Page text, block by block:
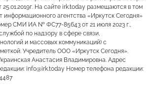
На сайте irk.today размещаются в том
информационного агентства «Иркутск Сегодня»
СМИ ИА № ФС77-85643 от 21 июля 2023 г.,
по надзору в сфере связи,
и массовых коммуникаций) с
Учредитель ООО «Иркутск Сегодня».
Анастасия Владимировна. Адрес
info@irk.today Номер телефона редакции: